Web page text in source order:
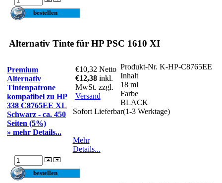
Alternativ Tinte für HP PSC 1610 XI
Premium
Alternativ
Tintenpatrone
kompatibel zu HP
338 C8765EE XL
Schwarz - ca. 450
Seiten (5%)
» mehr Details...
€10,32 Netto
€12,38 inkl.
MwSt. zzgl.
Versand
Produkt-Nr. K-HP-C8765EE
Inhalt
18 ml
Farbe
BLACK
Sofort Lieferbar(1-3 Werktage)
Mehr
Details...